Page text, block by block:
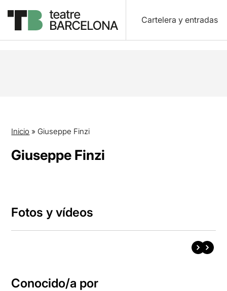
Cartelera y entradas
Inicio » Giuseppe Finzi
Giuseppe Finzi
Fotos y vídeos
Conocido/a por